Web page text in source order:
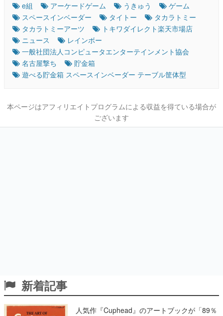
e組 アーケードゲーム うきゅう
ゲーム
スペースインベーダー
タイトー
タカラトミー
タカラトミーアーツ
トキワダイレクト楽天市場店
ニュース
レインボー
一般社団法人コンピュータエンターテインメント協会
名古屋撃ち
貯金箱
遊べる貯金箱 スペースインベーダー テーブル筐体型
本ページはアフィリエイトプログラムによる収益を得ている場合が
ございます
新着記事
人気作『Cuphead』のアートブックが「89％